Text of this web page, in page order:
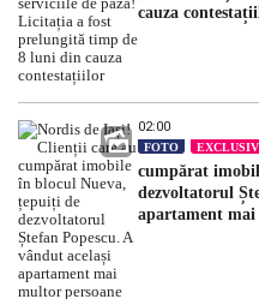
cauza
02:00
FOTO EXCLUSIV
cumpărat
dezvoltatorul
apartament